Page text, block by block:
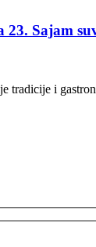
23. Sajam
tradicije i